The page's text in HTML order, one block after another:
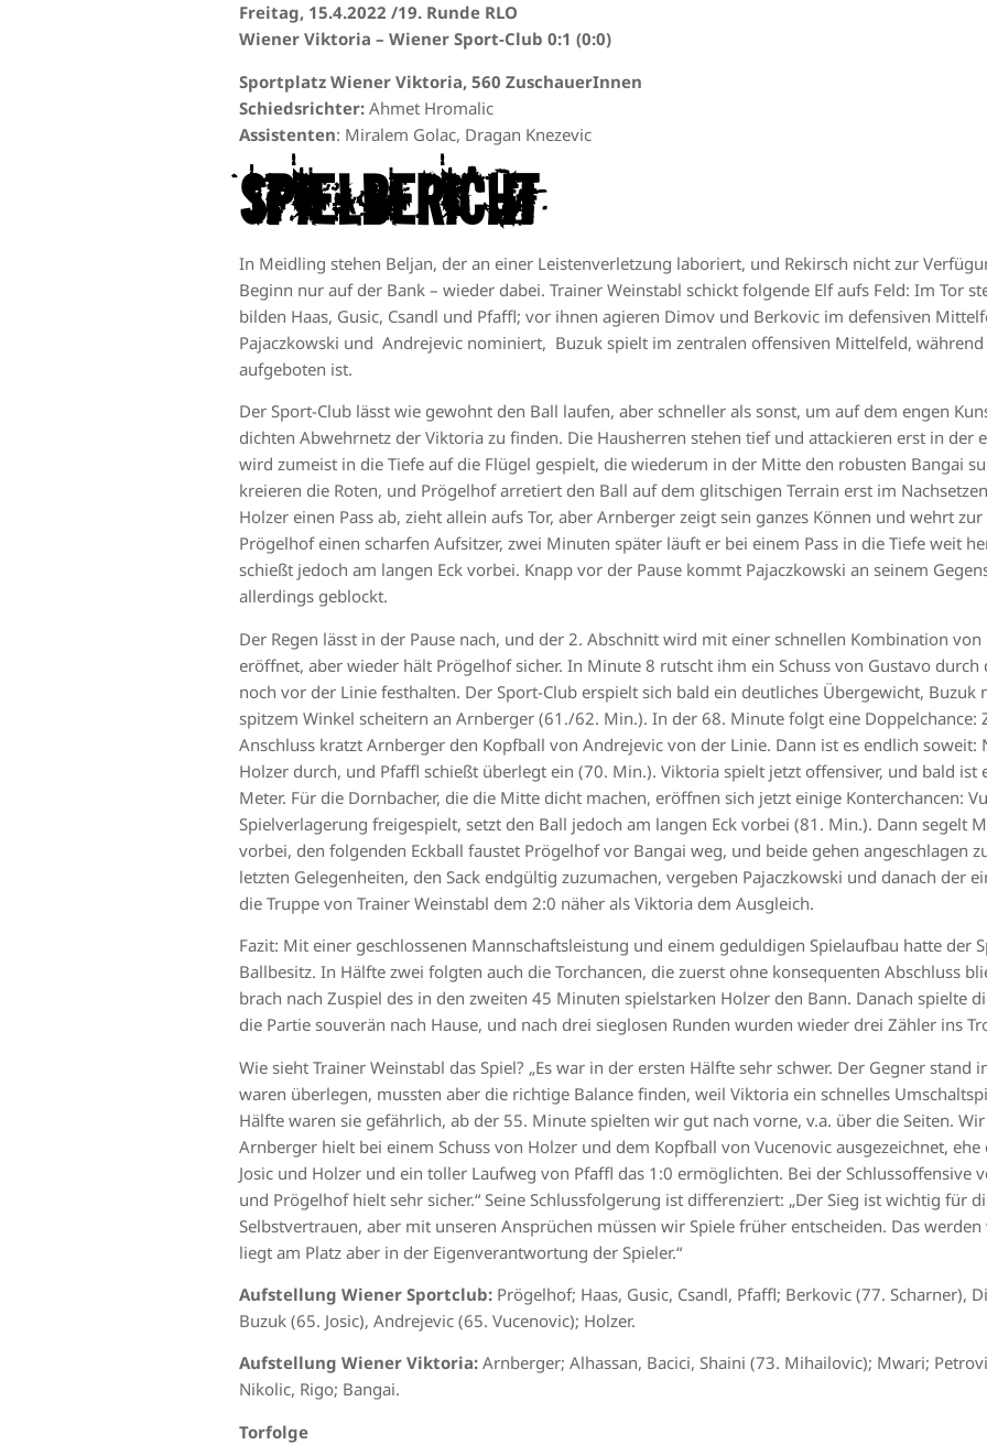
Freitag, 15.4.2022 /19. Runde RLO
Wiener Viktoria – Wiener Sport-Club 0:1 (0:0)
Sportplatz Wiener Viktoria, 560 ZuschauerInnen
Schiedsrichter: Ahmet Hromalic
Assistenten: Miralem Golac, Dragan Knezevic
Spielbericht
In Meidling stehen Beljan, der an einer Leistenverletzung laboriert, und Rekirsch nicht zur
Beginn nur auf der Bank – wieder dabei. Trainer Weinstabl schickt folgende Elf aufs Feld: Im Tor
bilden Haas, Gusic, Csandl und Pfaffl; vor ihnen agieren Dimov und Berkovic im defensiven
Pajaczkowski und Andrejevic nominiert, Buzuk spielt im zentralen offensiven Mittelfeld, während
aufgeboten ist.
Der Sport-Club lässt wie gewohnt den Ball laufen, aber schneller als sonst, um auf dem engen
dichten Abwehrnetz der Viktoria zu finden. Die Hausherren stehen tief und attackieren erst in der
wird zumeist in die Tiefe auf die Flügel gespielt, die wiederum in der Mitte den robusten Bangai
kreieren die Roten, und Prögelhof arretiert den Ball auf dem glitschigen Terrain erst im
Holzer einen Pass ab, zieht allein aufs Tor, aber Arnberger zeigt sein ganzes Können und wehrt
Prögelhof einen scharfen Aufsitzer, zwei Minuten später läuft er bei einem Pass in die Tiefe weit
schießt jedoch am langen Eck vorbei. Knapp vor der Pause kommt Pajaczkowski an seinem
allerdings geblockt.
Der Regen lässt in der Pause nach, und der 2. Abschnitt wird mit einer schnellen Kombination
eröffnet, aber wieder hält Prögelhof sicher. In Minute 8 rutscht ihm ein Schuss von Gustavo durch
noch vor der Linie festhalten. Der Sport-Club erspielt sich bald ein deutliches Übergewicht, Buzuk
spitzem Winkel scheitern an Arnberger (61./62. Min.). In der 68. Minute folgt eine Doppelchance:
Anschluss kratzt Arnberger den Kopfball von Andrejevic von der Linie. Dann ist es endlich soweit:
Holzer durch, und Pfaffl schießt überlegt ein (70. Min.). Viktoria spielt jetzt offensiver, und bald ist
Meter. Für die Dornbacher, die die Mitte dicht machen, eröffnen sich jetzt einige Konterchancen:
Spielverlagerung freigespielt, setzt den Ball jedoch am langen Eck vorbei (81. Min.). Dann segelt
vorbei, den folgenden Eckball faustet Prögelhof vor Bangai weg, und beide gehen angeschlagen
letzten Gelegenheiten, den Sack endgültig zuzumachen, vergeben Pajaczkowski und danach der
die Truppe von Trainer Weinstabl dem 2:0 näher als Viktoria dem Ausgleich.
Fazit: Mit einer geschlossenen Mannschaftsleistung und einem geduldigen Spielaufbau hatte der
Ballbesitz. In Hälfte zwei folgten auch die Torchancen, die zuerst ohne konsequenten Abschluss
brach nach Zuspiel des in den zweiten 45 Minuten spielstarken Holzer den Bann. Danach spielte
die Partie souverän nach Hause, und nach drei sieglosen Runden wurden wieder drei Zähler ins
Wie sieht Trainer Weinstabl das Spiel? „Es war in der ersten Hälfte sehr schwer. Der Gegner stand
waren überlegen, mussten aber die richtige Balance finden, weil Viktoria ein schnelles
Hälfte waren sie gefährlich, ab der 55. Minute spielten wir gut nach vorne, v.a. über die Seiten.
Arnberger hielt bei einem Schuss von Holzer und dem Kopfball von Vucenovic ausgezeichnet,
Josic und Holzer und ein toller Laufweg von Pfaffl das 1:0 ermöglichten. Bei der Schlussoffensive
und Prögelhof hielt sehr sicher.“ Seine Schlussfolgerung ist differenziert: „Der Sieg ist wichtig für
Selbstvertrauen, aber mit unseren Ansprüchen müssen wir Spiele früher entscheiden. Das
liegt am Platz aber in der Eigenverantwortung der Spieler.“
Aufstellung Wiener Sportclub: Prögelhof; Haas, Gusic, Csandl, Pfaffl; Berkovic (77. Scharner),
Buzuk (65. Josic), Andrejevic (65. Vucenovic); Holzer.
Aufstellung Wiener Viktoria: Arnberger; Alhassan, Bacici, Shaini (73. Mihailovic); Mwari;
Nikolic, Rigo; Bangai.
Torfolge